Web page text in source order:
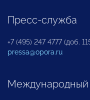
Пресс-служба
+7 (495) 247 4777 (доб.
pressa@opora.ru